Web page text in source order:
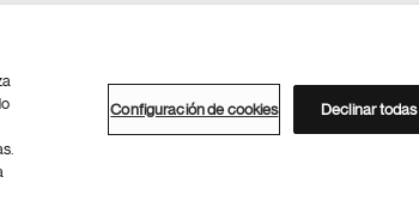
Site Search
sitio
Configuración de cookies Declinar todas